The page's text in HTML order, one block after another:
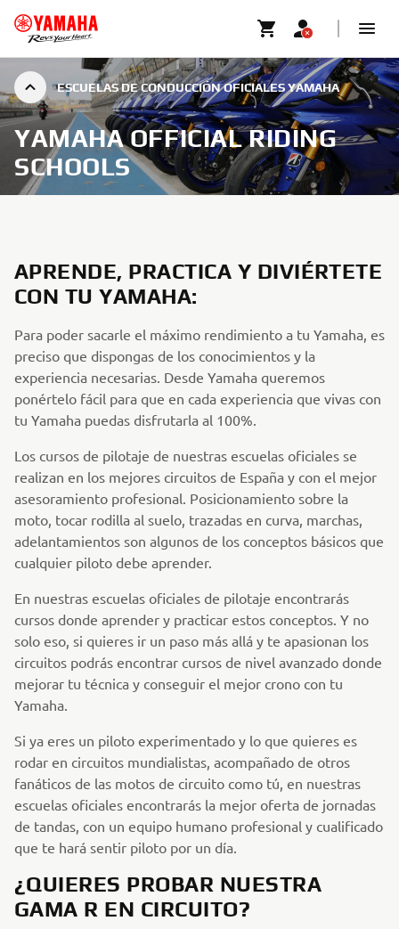
ESCUELAS DE CONDUCCIÓN OFICIALES YAMAHA
YAMAHA OFFICIAL RIDING
SCHOOLS
APRENDE, PRACTICA Y DIVIÉRTETE
CON TU YAMAHA:
Para poder sacarle el máximo rendimiento a tu Yamaha, es
preciso que dispongas de los conocimientos y la
experiencia necesarias. Desde Yamaha queremos
ponértelo fácil para que en cada experiencia que vivas con
tu Yamaha puedas disfrutarla al 100%.
Los cursos de pilotaje de nuestras escuelas oficiales se
realizan en los mejores circuitos de España y con el mejor
asesoramiento profesional. Posicionamiento sobre la
moto, tocar rodilla al suelo, trazadas en curva, marchas,
adelantamientos son algunos de los conceptos básicos que
cualquier piloto debe aprender.
En nuestras escuelas oficiales de pilotaje encontrarás
cursos donde aprender y practicar estos conceptos. Y no
solo eso, si quieres ir un paso más allá y te apasionan los
circuitos podrás encontrar cursos de nivel avanzado donde
mejorar tu técnica y conseguir el mejor crono con tu
Yamaha.
Si ya eres un piloto experimentado y lo que quieres es
rodar en circuitos mundialistas, acompañado de otros
fanáticos de las motos de circuito como tú, en nuestras
escuelas oficiales encontrarás la mejor oferta de jornadas
de tandas, con un equipo humano profesional y cualificado
que te hará sentir piloto por un día.
¿QUIERES PROBAR NUESTRA
GAMA R EN CIRCUITO?